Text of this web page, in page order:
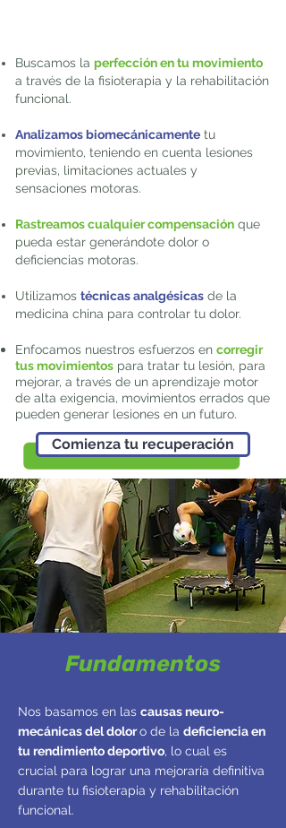
Buscamos la perfección en tu movimiento
a través de la fisioterapia y la rehabilitación
funcional.
Analizamos biomecánicamente tu
movimiento, teniendo en cuenta lesiones
previas, limitaciones actuales y
sensaciones motoras.
Rastreamos cualquier compensación que
pueda estar generándote dolor o
deficiencias motoras.
Utilizamos técnicas analgésicas de la
medicina china para controlar tu dolor.
Enfocamos nuestros esfuerzos en corregir
tus movimientos para tratar tu lesión, para
mejorar, a través de un aprendizaje motor
de alta exigencia, movimientos errados que
pueden generar lesiones en un futuro.
Comienza tu recuperación
Fundamentos
Nos basamos en las causas neuro-
mecánicas del doloro de la deficiencia en
tu rendimiento deportivo, lo cual es
crucial para lograr una mejoraría definitiva
durante tu fisioterapia y rehabilitación
funcional.